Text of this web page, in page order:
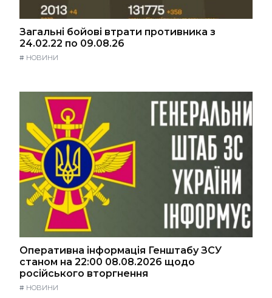
Загальні бойові втрати противника з
24.02.22 по 09.08.26
# НОВИНИ
Оперативна інформація Генштабу ЗСУ
станом на 22:00 08.08.2026 щодо
російського вторгнення
# НОВИНИ